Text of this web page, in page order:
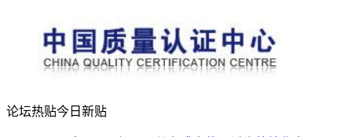
论坛热贴今日新贴